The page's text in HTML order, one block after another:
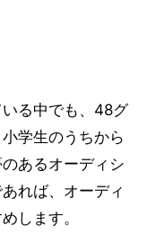
る中でも、48グ
学生のうちから
あるオーディシ
れば、オーディ
します。